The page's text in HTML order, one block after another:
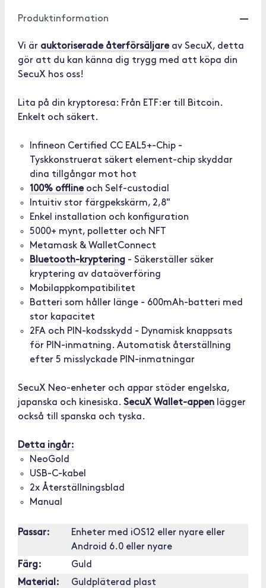
Produktinformation
Vi är auktoriserade återförsäljareav SecuX, detta
gör att du kan känna dig trygg med att köpa din
SecuX hos oss!
Lita på din kryptoresa: Från ETF:er till Bitcoin.
Enkelt och säkert.
Infineon Certified CC EAL5+-Chip -
Tyskkonstruerat säkert element-chip skyddar
dina tillgångar mot hot
100% offlineoch Self-custodial
Intuitiv stor färgpekskärm, 2,8"
Enkel installation och konfiguration
5000+ mynt, polletter och NFT
Metamask & WalletConnect
Bluetooth-kryptering - Säkerställer säker
kryptering av dataöverföring
Mobilappkompatibilitet
Batteri som håller länge - 600mAh-batteri med
stor kapacitet
2FA och PIN-kodsskydd - Dynamisk knappsats
för PIN-inmatning. Automatisk återställning
efter 5 misslyckade PIN-inmatningar
SecuX Neo-enheter och appar stöder engelska,
japanska och kinesiska. SecuX Wallet-appen lägger
också till spanska och tyska.
Detta ingår:
NeoGold
USB-C-kabel
2x Återställningsblad
Manual
Passar:
Enheter med iOS12 eller nyare eller
Android 6.0 eller nyare
Färg:
Guld
Material:
Guldpläterad plast